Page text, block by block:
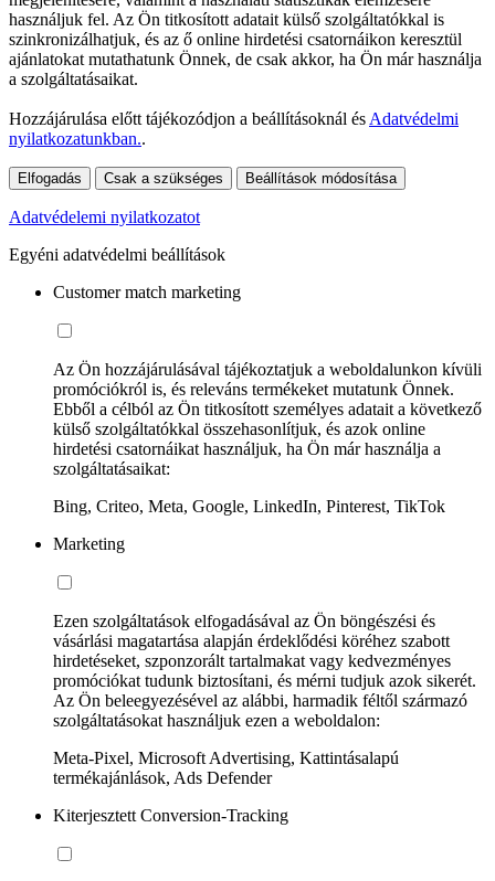
használjuk fel. Az Ön titkosított adatait külső szolgáltatókkal is
szinkronizálhatjuk, és az ő online hirdetési csatornáikon keresztül
ajánlatokat mutathatunk Önnek, de csak akkor, ha Ön már használja
a szolgáltatásaikat.
Hozzájárulása előtt tájékozódjon a beállításoknál és Adatvédelmi
nyilatkozatunkban..
Elfogadás Csak a szükséges Beállítások módosítása
Adatvédelemi nyilatkozatot
Egyéni adatvédelmi beállítások
Customer match marketing
Az Ön hozzájárulásával tájékoztatjuk a weboldalunkon kívüli
promóciókról is, és releváns termékeket mutatunk Önnek.
Ebből a célból az Ön titkosított személyes adatait a következő
külső szolgáltatókkal összehasonlítjuk, és azok online
hirdetési csatornáikat használjuk, ha Ön már használja a
szolgáltatásaikat:
Bing, Criteo, Meta, Google, LinkedIn, Pinterest, TikTok
Marketing
Ezen szolgáltatások elfogadásával az Ön böngészési és
vásárlási magatartása alapján érdeklődési köréhez szabott
hirdetéseket, szponzorált tartalmakat vagy kedvezményes
promóciókat tudunk biztosítani, és mérni tudjuk azok sikerét.
Az Ön beleegyezésével az alábbi, harmadik féltől származó
szolgáltatásokat használjuk ezen a weboldalon:
Meta-Pixel, Microsoft Advertising, Kattintásalapú
termékajánlások, Ads Defender
Kiterjesztett Conversion-Tracking